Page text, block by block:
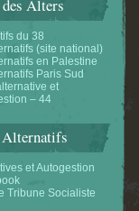
des Alters
du 38
(site national)
en Palestine
Paris Sud
et
– 44
et Autogestion
Tribune Socialiste